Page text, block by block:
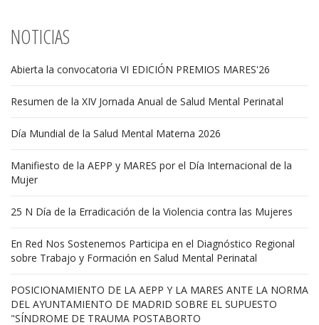
NOTICIAS
Abierta la convocatoria VI EDICIÓN PREMIOS MARES'26
Resumen de la XIV Jornada Anual de Salud Mental Perinatal
Día Mundial de la Salud Mental Materna 2026
Manifiesto de la AEPP y MARES por el Día Internacional de la
Mujer
25 N Día de la Erradicación de la Violencia contra las Mujeres
En Red Nos Sostenemos Participa en el Diagnóstico Regional
sobre Trabajo y Formación en Salud Mental Perinatal
POSICIONAMIENTO DE LA AEPP Y LA MARES ANTE LA NORMA
DEL AYUNTAMIENTO DE MADRID SOBRE EL SUPUESTO
"SÍNDROME DE TRAUMA POSTABORTO